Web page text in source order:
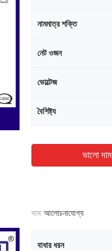
নামমাত্র শক্তি
নেট ওজন
ভোল্টেজ
বৈশিষ্ট্য
ভালো দাম
দাম: আলোচনাযোগ্য
বাধার ধরন